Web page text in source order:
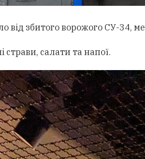
від збитого ворожого СУ-34,
страви, салати та напої.